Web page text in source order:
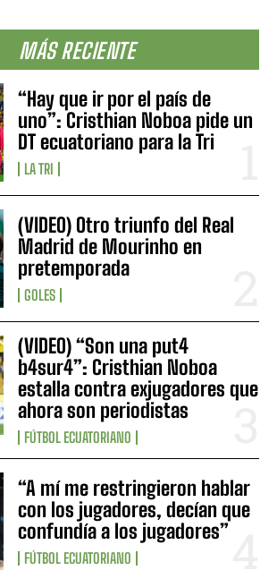
MÁS RECIENTE
“Hay que ir por el país de
uno”: Cristhian Noboa pide un
DT ecuatoriano para la Tri
LA TRI
(VIDEO) Otro triunfo del Real
Madrid de Mourinho en
pretemporada
GOLES
(VIDEO) “Son una put4
b4sur4”: Cristhian Noboa
estalla contra exjugadores que
ahora son periodistas
FÚTBOL ECUATORIANO
“A mí me restringieron hablar
con los jugadores, decían que
confundía a los jugadores”
FÚTBOL ECUATORIANO